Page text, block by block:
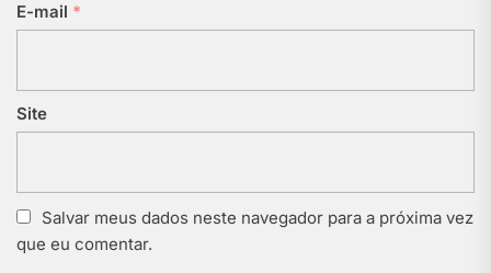
E-mail *
Site
Salvar meus dados neste navegador para a próxima vez
que eu comentar.